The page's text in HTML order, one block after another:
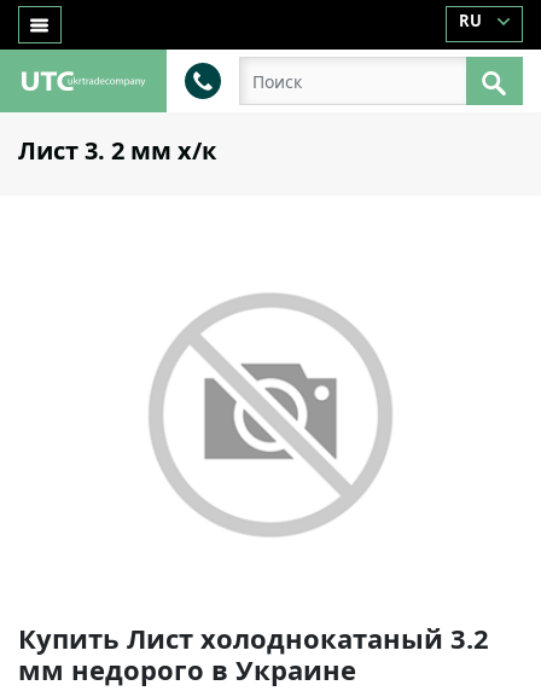
RU
Лист 3. 2 мм x/к
Купить Лист холоднокатаный 3.2
мм недорого в Украине